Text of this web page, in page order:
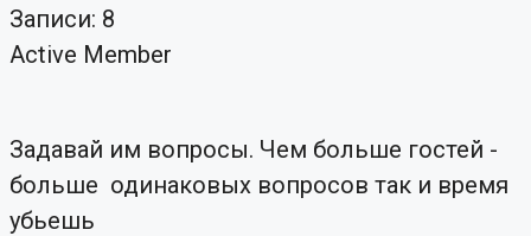
Записи: 8
Active Member
Задавай им вопросы. Чем больше гостей -
больше одинаковых вопросов так и время
убьешь